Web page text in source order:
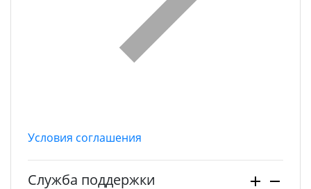
Условия соглашения
Служба поддержки